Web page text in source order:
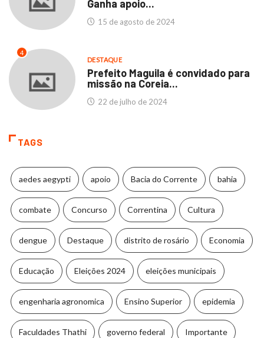
Ganha apoio...
15 de agosto de 2024
4
DESTAQUE
Prefeito Maguila é convidado para
missão na Coreia...
22 de julho de 2024
TAGS
aedes aegypti apoio Bacia do Corrente bahia
combate Concurso Correntina Cultura
dengue Destaque distrito de rosário Economia
Educação Eleições 2024 eleições municipais
engenharia agronomica Ensino Superior epidemia
Faculdades Thathi governo federal Importante